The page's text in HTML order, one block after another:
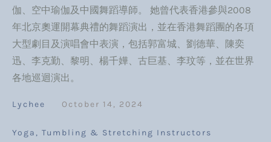
伽、空中瑜伽及中國舞蹈導師。 她曾代表香港參與2008
年北京奧運開幕典禮的舞蹈演出，並在香港舞蹈團的各項
大型劇目及演唱會中表演，包括郭富城、劉德華、陳奕
迅、李克勤、黎明、楊千嬅、古巨基、李玟等，並在世界
各地巡迴演出。
Lychee October 14, 2024
Yoga, Tumbling & Stretching Instructors